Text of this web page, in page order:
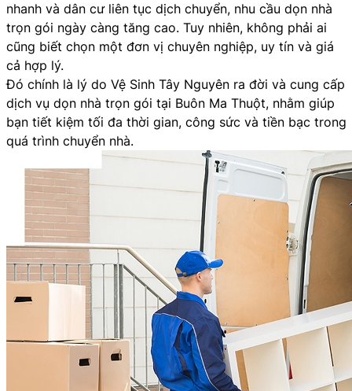
nhanh và dân cư liên tục dịch chuyển, nhu cầu dọn nhà
trọn gói ngày càng tăng cao. Tuy nhiên, không phải ai
cũng biết chọn một đơn vị chuyên nghiệp, uy tín và giá
cả hợp lý.
Đó chính là lý do Vệ Sinh Tây Nguyên ra đời và cung cấp
dịch vụ dọn nhà trọn gói tại Buôn Ma Thuột, nhằm giúp
bạn tiết kiệm tối đa thời gian, công sức và tiền bạc trong
quá trình chuyển nhà.